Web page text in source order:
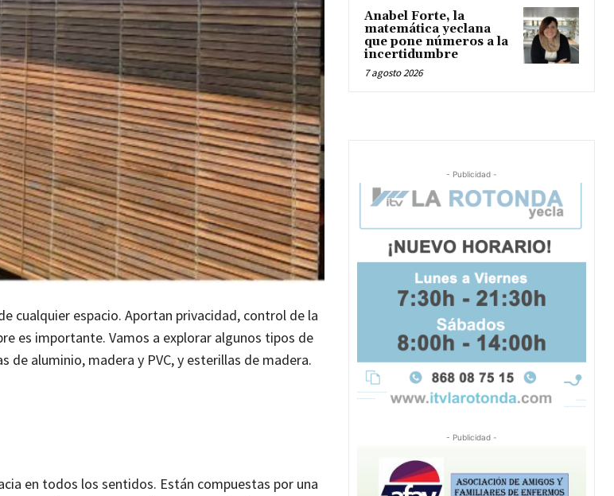
cualquier espacio. Aportan privacidad, control de la
es importante. Vamos a explorar algunos tipos de
de aluminio, madera y PVC, y esterillas de madera.
en todos los sentidos. Están compuestas por una
Anabel Forte, la
matemática yeclana
que pone números a la
incertidumbre
7 agosto 2026
- Publicidad -
- Publicidad -